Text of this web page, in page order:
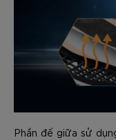
Phần đế giữa sử